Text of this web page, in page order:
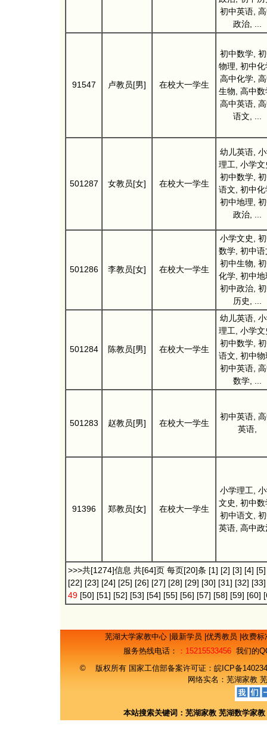
初中英语,
政治, ...
91547 卢教员[男] 在校大一学生
初中数学,
物理, 初中化
高中化学,
生物, 高中数
高中英语,
语文, ...
501287 女教员[女] 在校大一学生
幼儿英语,
理工, 小学文
初中数学,
语文, 初中化
初中地理,
政治, ...
501286 李教员[女] 在校大一学生
小学文史,
数学, 初中语
初中生物,
化学, 初中地
初中政治,
历史, ...
501284 陈教员[男] 在校大一学生
幼儿英语,
理工, 小学文
初中数学,
语文, 初中物
初中英语,
数学, ...
501283 赵教员[男] 在校大一学生
初中英语,
英语,
91396 郑教员[女] 在校大一学生
小学理工,
文史, 初中数
初中语文,
英语, 高中政
>>>共[1274]信息 共[64]页 每页[20]条 [1] [2] [3] [4] [5]
[22] [23] [24] [25] [26] [27] [28] [29] [30] [31] [32] [33]
49 [50] [51] [52] [53] [54] [55] [56] [57] [58] [59] [60]
芜湖大学家教中心 最新学员 优秀教员 收费
服务热线电话：
：15215533456 我们的
© 版权所有 国家工信部备案许可证： 皖ICP备
网络实名： 芜湖家教
本站搜索关键词： 芜湖家教 芜湖数学家教